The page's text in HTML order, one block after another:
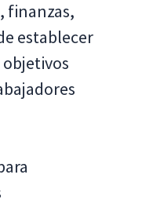
finanzas,
establecer